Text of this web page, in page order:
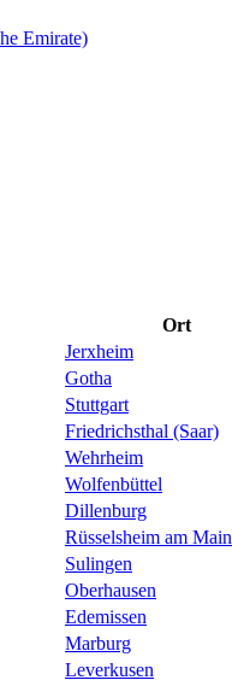
Emirate)
Ort
Jerxheim
Gotha
Stuttgart
Friedrichsthal (Saar)
Wehrheim
Wolfenbüttel
Dillenburg
Rüsselsheim am Main
Sulingen
Oberhausen
Edemissen
Marburg
Leverkusen